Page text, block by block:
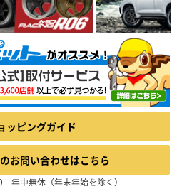
ッピングガイド
お問い合わせはこちら
年中無休（年末年始を除く）